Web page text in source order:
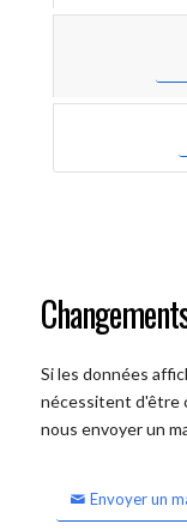
Si les données
nécessitent d'être
nous envoyer un
Envoyer un